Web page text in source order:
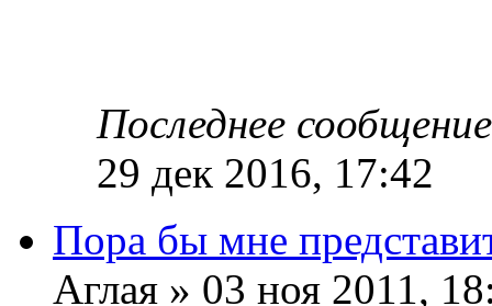
Последнее
29 дек 2016, 17:42
Пора бы мне
Аглая » 03 ноя 2011,